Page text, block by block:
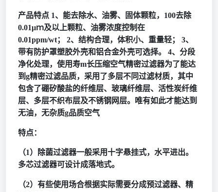
产品特点 1、能去除水、油雾、固体颗粒，100去除
0.01μｍ及以上颗粒、油雾浓度控制在
0.01ppm/wt； 2、结构合理，体积小、重量轻； 3、
带有防护罩塑胶外壳和铝合金外壳可选择。 4、分段
净化处理，使用寿m长压缩空气精密过滤器为了能达
到g精密过滤品质，采用了多层不同过滤材质，其中
包含了硼矽酸盐的纤维层、玻璃纤维层、活性炭纤维
层、多层不织布层及不锈钢网层。唯有如此才能达到
无油，无杂质g品质空气
特点：
（1）除菌过滤器一般采用十字悬挂式，水平进出。
多芯过滤器可设计成落地式。
（2）有些使用场合根据实际需要分成预过滤器、精